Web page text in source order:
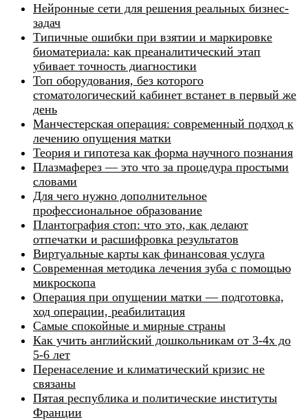
Нейронные сети для решения реальных бизнес-
задач
Типичные ошибки при взятии и маркировке
биоматериала: как преаналитический этап
убивает точность диагностики
Топ оборудования, без которого
стоматологический кабинет встанет в первый же
день
Манчестерская операция: современный подход к
лечению опущения матки
Теория и гипотеза как форма научного познания
Плазмаферез — это что за процедура простыми
словами
Для чего нужно дополнительное
профессиональное образование
Плантография стоп: что это, как делают
отпечатки и расшифровка результатов
Виртуальные карты как финансовая услуга
Современная методика лечения зуба с помощью
микроскопа
Операция при опущении матки — подготовка,
ход операции, реабилитация
Самые спокойные и мирные страны
Как учить английский дошкольникам от 3-4х до
5-6 лет
Перенаселение и климатический кризис не
связаны
Пятая республика и политические институты
Франции